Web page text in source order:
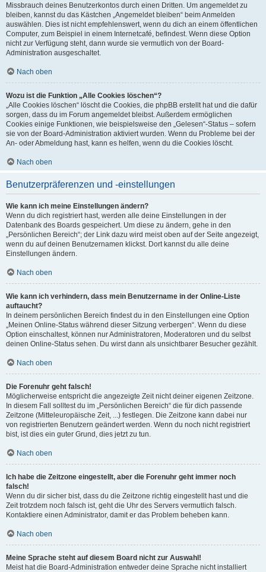
Missbrauch deines Benutzerkontos durch einen Dritten. Um angemeldet zu
bleiben, kannst du das Kästchen „Angemeldet bleiben“ beim Anmelden
auswählen. Dies ist nicht empfehlenswert, wenn du dich an einem öffentlichen
Computer, zum Beispiel in einem Internetcafé, befindest. Wenn diese Option
nicht zur Verfügung steht, dann wurde sie vermutlich von der Board-
Administration ausgeschaltet.
Nach oben
Wozu ist die Funktion „Alle Cookies löschen“?
„Alle Cookies löschen“ löscht die Cookies, die phpBB erstellt hat und die dafür
sorgen, dass du im Forum angemeldet bleibst. Außerdem ermöglichen
Cookies einige Funktionen, wie beispielsweise den „Gelesen“-Status – sofern
sie von der Board-Administration aktiviert wurden. Wenn du Probleme bei der
An- oder Abmeldung hast, kann es helfen, wenn du die Cookies löscht.
Nach oben
Benutzerpräferenzen und -einstellungen
Wie kann ich meine Einstellungen ändern?
Wenn du dich registriert hast, werden alle deine Einstellungen in der
Datenbank des Boards gespeichert. Um diese zu ändern, gehe in den
„Persönlichen Bereich“; der Link dazu wird meist oben auf der Seite angezeigt,
wenn du auf deinen Benutzernamen klickst. Dort kannst du alle deine
Einstellungen ändern.
Nach oben
Wie kann ich verhindern, dass mein Benutzername in der Online-Liste
auftaucht?
In deinem persönlichen Bereich findest du in den Einstellungen eine Option
„Meinen Online-Status während dieser Sitzung verbergen“. Wenn du diese
Option einschaltest, können nur Administratoren, Moderatoren und du selbst
deinen Online-Status sehen. Du wirst dann als unsichtbarer Besucher gezählt.
Nach oben
Die Forenuhr geht falsch!
Möglicherweise entspricht die angezeigte Zeit nicht deiner eigenen Zeitzone.
In diesem Fall solltest du im „Persönlichen Bereich“ die für dich passende
Zeitzone (Mitteleuropäische Zeit, ...) festlegen. Die Zeitzone kann dabei nur
von registrierten Benutzern geändert werden. Wenn du noch nicht registriert
bist, ist dies ein guter Grund, dies jetzt zu tun.
Nach oben
Ich habe die Zeitzone eingestellt, aber die Forenuhr geht immer noch
falsch!
Wenn du dir sicher bist, dass du die Zeitzone richtig eingestellt hast und die
Zeit trotzdem noch falsch ist, geht die Uhr des Servers vermutlich falsch.
Kontaktiere einen Administrator, damit er das Problem beheben kann.
Nach oben
Meine Sprache steht auf diesem Board nicht zur Auswahl!
Meist hat die Board-Administration entweder deine Sprache nicht installiert